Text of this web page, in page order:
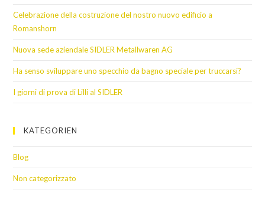
Celebrazione della costruzione del nostro nuovo edificio a
Romanshorn
Nuova sede aziendale SIDLER Metallwaren AG
Ha senso sviluppare uno specchio da bagno speciale per truccarsi?
I giorni di prova di Lilli al SIDLER
KATEGORIEN
Blog
Non categorizzato